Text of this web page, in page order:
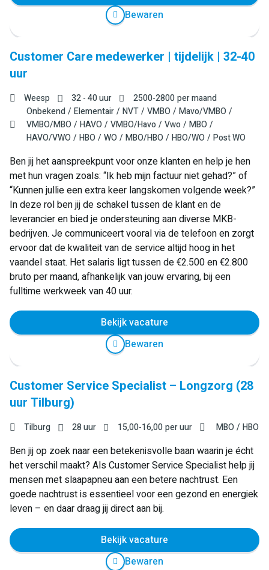
Bewaren
Customer Care medewerker | tijdelijk | 32-40
uur
Weesp 32 - 40 uur 2500-2800per maand
Onbekend
Elementair NVT VMBO
Mavo/VMBO
VMBO/MBO
HAVO VMBO/Havo Vwo
MBO
HAVO/VWO
HBO WO MBO/HBO HBO/WO Post WO
Ben jij het aanspreekpunt voor onze klanten en help je hen
met hun vragen zoals: “Ik heb mijn factuur niet gehad?” of
“Kunnen jullie een extra keer langskomen volgende week?”
In deze rol ben jij de schakel tussen de klant en de
leverancier en bied je ondersteuning aan diverse MKB-
bedrijven. Je communiceert vooral via de telefoon en zorgt
ervoor dat de kwaliteit van de service altijd hoog in het
vaandel staat. Het salaris ligt tussen de €2.500 en €2.800
bruto per maand, afhankelijk van jouw ervaring, bij een
fulltime werkweek van 40 uur.
Bekijk vacature
Bewaren
Customer Service Specialist – Longzorg (28
uur Tilburg)
Tilburg 28 uur 15,00-16,00per uur MBO HBO
Ben jij op zoek naar een betekenisvolle baan waarin je écht
het verschil maakt? Als Customer Service Specialist help jij
mensen met slaapapneu aan een betere nachtrust. Een
goede nachtrust is essentieel voor een gezond en energiek
leven – en daar draag jij direct aan bij.
Bekijk vacature
Bewaren